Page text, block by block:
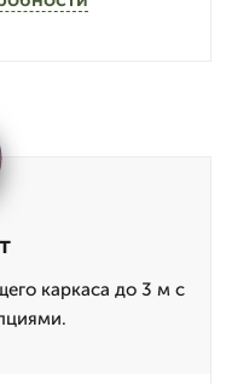
каркаса до 3 м с